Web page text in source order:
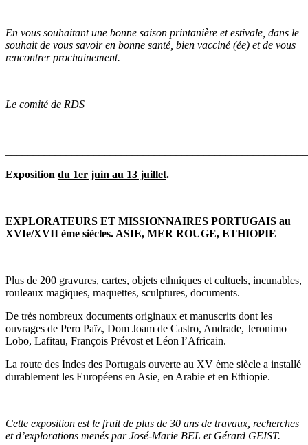
En vous souhaitant une bonne saison printanière et estivale, dans le
souhait de vous savoir en bonne santé, bien vacciné (ée) et de vous
rencontrer prochainement.
Le comité de RDS
Exposition du 1er juin au 13 juillet.
EXPLORATEURS ET MISSIONNAIRES PORTUGAIS au
XVIe/XVII ème siècles. ASIE, MER ROUGE, ETHIOPIE
Plus de 200 gravures, cartes, objets ethniques et cultuels, incunables,
rouleaux magiques, maquettes, sculptures, documents.
De très nombreux documents originaux et manuscrits dont les
ouvrages de Pero Païz, Dom Joam de Castro, Andrade, Jeronimo
Lobo, Lafitau, François Prévost et Léon l’Africain.
La route des Indes des Portugais ouverte au XV ème siècle a installé
durablement les Européens en Asie, en Arabie et en Ethiopie.
Cette exposition est le fruit de plus de 30 ans de travaux, recherches
et d’explorations menés par José-Marie BEL et Gérard GEIST.